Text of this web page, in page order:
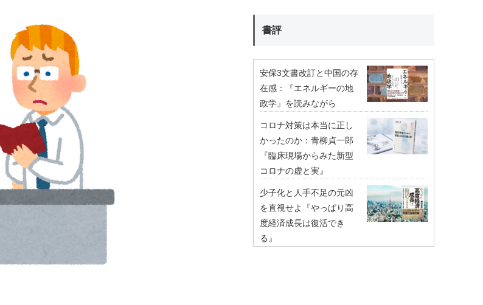
書評
安保3文書改訂と中国の存
在感：『エネルギーの地
政学』を読みながら
コロナ対策は本当に正し
かったのか：青柳貞一郎
『臨床現場からみた新型
コロナの虚と実』
少子化と人手不足の元凶
を直視せよ『やっぱり高
度経済成長は復活でき
る』